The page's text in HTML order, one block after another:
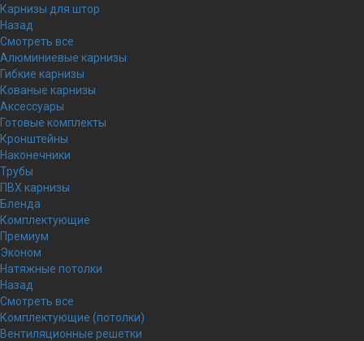
Карнизы для штор
Назад
Смотреть все
Алюминиевые карнизы
Гибкие карнизы
Кованые карнизы
Аксессуары
Готовые комплекты
Кронштейны
Наконечники
Трубы
ПВХ карнизы
Бленда
Комплектующие
Премиум
Эконом
Натяжные потолки
Назад
Смотреть все
Комплектующие (потолки)
Вентиляционные решетки